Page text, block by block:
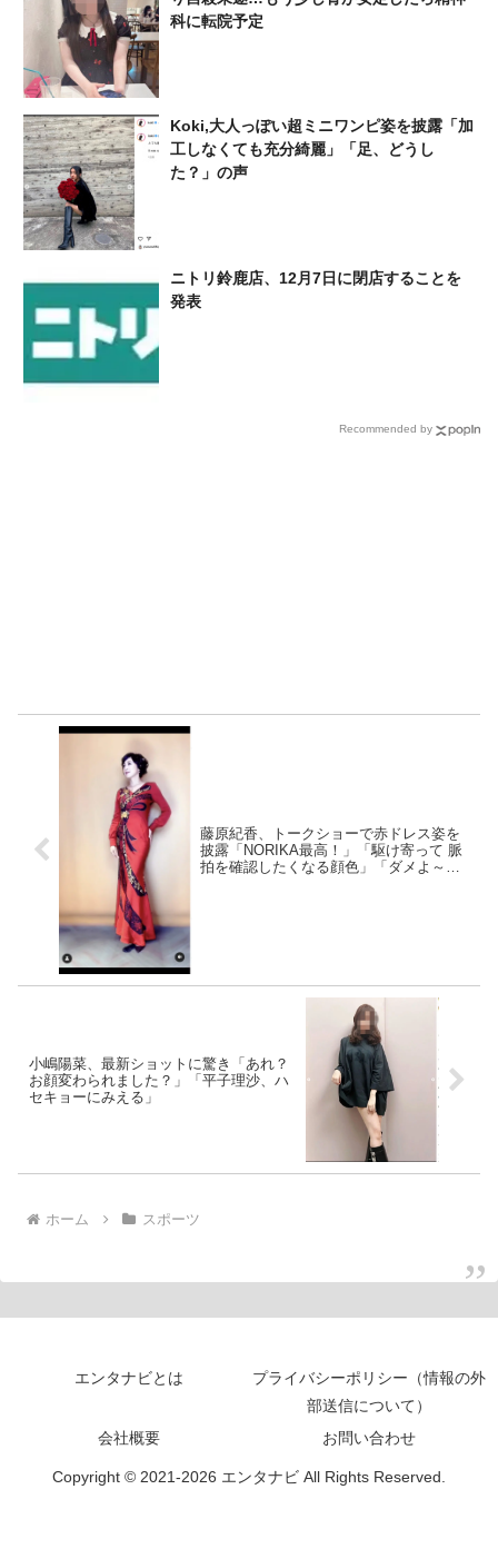
科に転院予定
Koki,大人っぽい超ミニワンピ姿を披露「加
工しなくても充分綺麗」「足、どうし
た？」の声
ニトリ鈴鹿店、12月7日に閉店することを
発表
Recommended by
藤原紀香、トークショーで赤ドレス姿を
披露「NORIKA最高！」「駆け寄って 脈
拍を確認したくなる顔色」「ダメよ～、
小嶋陽菜、最新ショットに驚き「あれ？
お顔変わられました？」「平子理沙、ハ
セキョーにみえる」
ホーム スポーツ
エンタナビとは
プライバシーポリシー（情報の外
部送信について）
会社概要
お問い合わせ
Copyright © 2021-2026 エンタナビ All Rights Reserved.